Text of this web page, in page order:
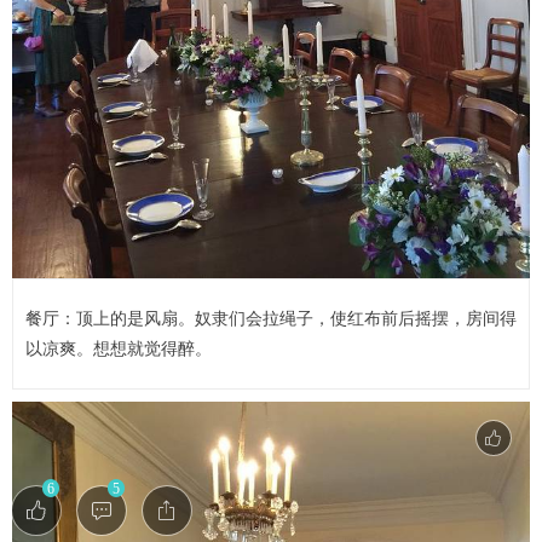
餐厅：顶上的是风扇。奴隶们会拉绳子，使红布前后摇摆，房间得
以凉爽。想想就觉得醉。
6 5